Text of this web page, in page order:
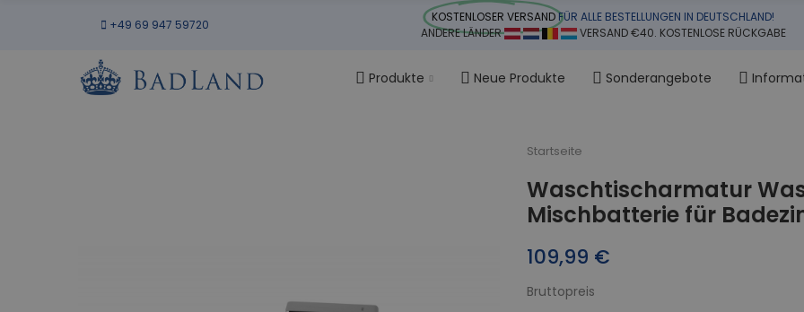
+49 69 947 59720
KOSTENLOSER VERSANDFÜR ALLE BESTELLUNGEN IN DEUTSCHLAND!
ANDERE LÄNDER
VERSAND €40. KOSTENLOSE RÜCKGABE
Produkte Neue Produkte Sonderangebote
Startseite
Waschtischarmatur
Mischbatterie für
109,99 €
Bruttopreis